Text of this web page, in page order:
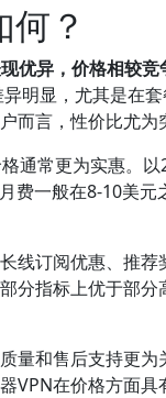
？
优异，价格相较竞
明显，尤其是在
言，性价比尤为
通常更为实惠。
一般在8-10美
订阅优惠、推
指标上优于部
和售后支持更
在价格方面